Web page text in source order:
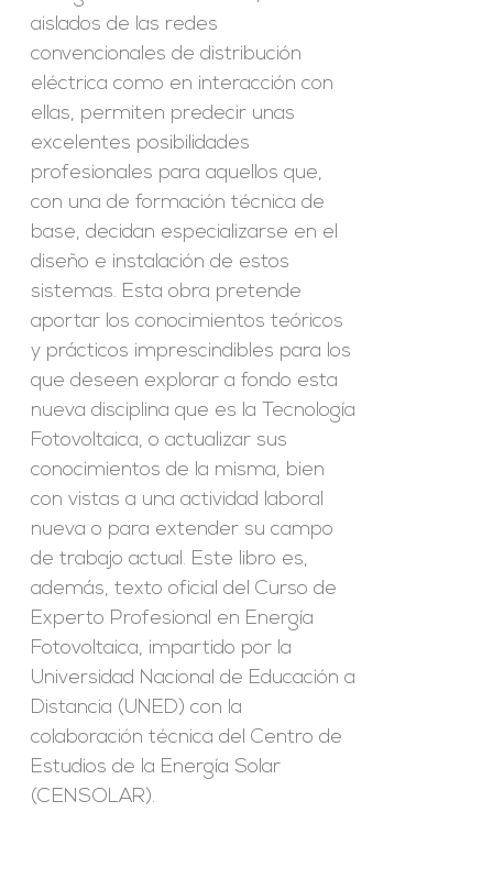
aislados de las redes
convencionales de distribución
eléctrica como en interacción con
ellas, permiten predecir unas
excelentes posibilidades
profesionales para aquellos que,
con una de formación técnica de
base, decidan especializarse en el
diseño e instalación de estos
sistemas. Esta obra pretende
aportar los conocimientos teóricos
y prácticos imprescindibles para los
que deseen explorar a fondo esta
nueva disciplina que es la Tecnología
Fotovoltaica, o actualizar sus
conocimientos de la misma, bien
con vistas a una actividad laboral
nueva o para extender su campo
de trabajo actual. Este libro es,
además, texto oficial del Curso de
Experto Profesional en Energía
Fotovoltaica, impartido por la
Universidad Nacional de Educación a
Distancia (UNED) con la
colaboración técnica del Centro de
Estudios de la Energía Solar
(CENSOLAR).